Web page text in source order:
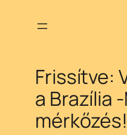
Frissítve:
a Brazília
mérkőzés!